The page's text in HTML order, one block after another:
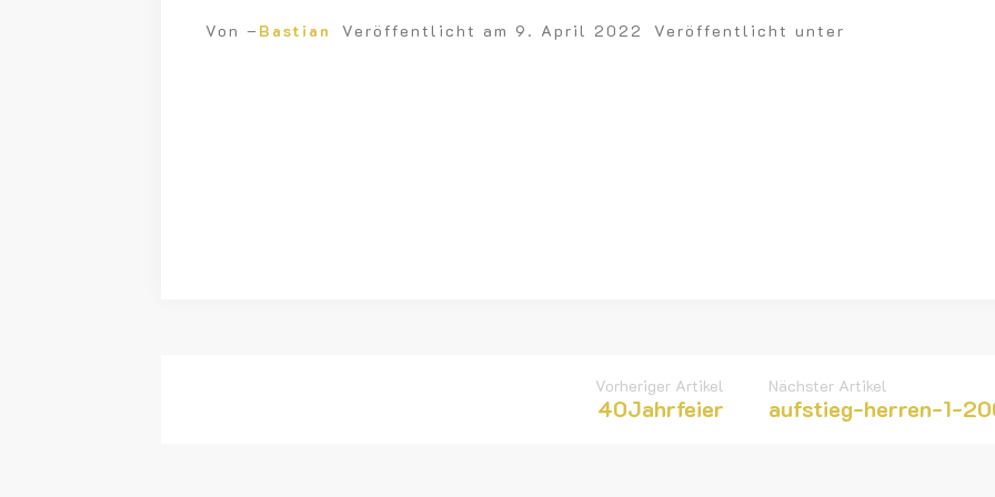
Von – Bastian Veröffentlicht am 9. April 2022 Veröffentlicht unter
Vorheriger Artikel
40Jahrfeier
Nächster Artikel
aufstieg-herren-1-